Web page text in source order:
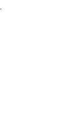
.